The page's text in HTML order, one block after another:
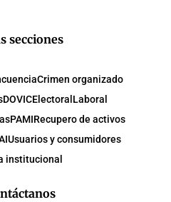
secciones
Crimen organizado
DOVICElectoral Laboral
PAMIRecupero de activos
Usuarios y consumidores
institucional